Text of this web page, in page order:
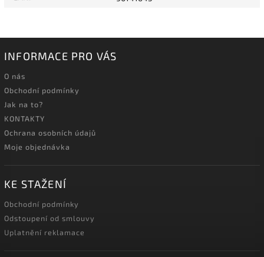
INFORMACE PRO VÁS
O nás
Obchodní podmínky
Jak na to?
KONTAKTY
Ochrana osobních údajů
Moje objednávka
KE STAŽENÍ
Obchodní podmínky
Odstoupení od smlouvy
Uplatnění reklamace